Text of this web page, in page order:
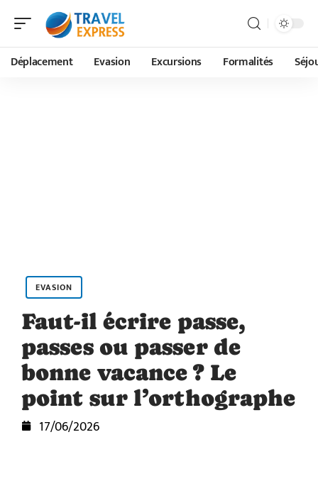
Déplacement Evasion Excursions Formalités
EVASION
Faut-il écrire passe,
passes ou passer de
bonne vacance ? Le
point sur l’orthographe
17/06/2026